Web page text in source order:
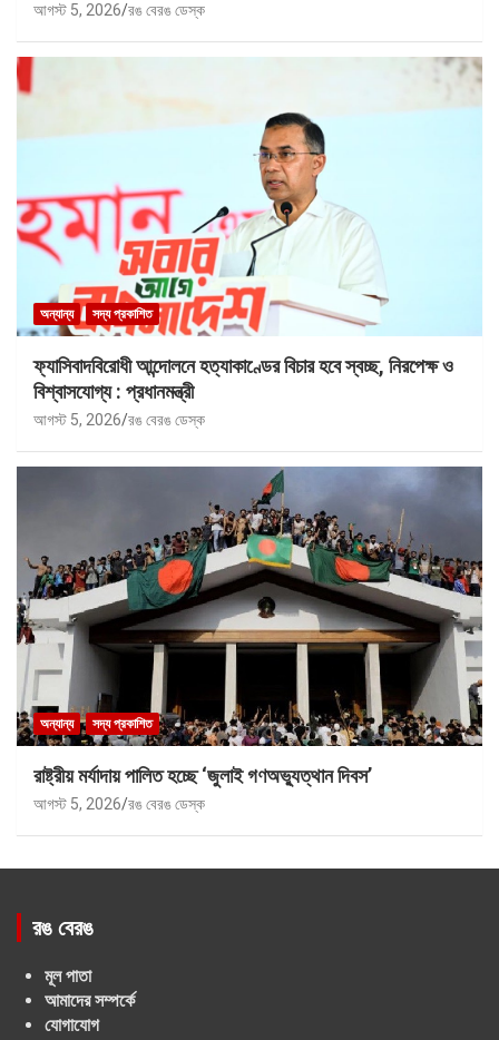
আগস্ট 5, 2026 রঙ বেরঙ ডেস্ক
অন্যান্য সদ্য প্রকাশিত
ফ্যাসিবাদবিরোধী আন্দোলনে হত্যাকাণ্ডের বিচার হবে স্বচ্ছ, নিরপেক্ষ ও
বিশ্বাসযোগ্য : প্রধানমন্ত্রী
আগস্ট 5, 2026 রঙ বেরঙ ডেস্ক
অন্যান্য সদ্য প্রকাশিত
রাষ্ট্রীয় মর্যাদায় পালিত হচ্ছে ‘জুলাই গণঅভ্যুত্থান দিবস’
আগস্ট 5, 2026 রঙ বেরঙ ডেস্ক
রঙ বেরঙ
মূল পাতা
আমাদের সম্পর্কে
যোগাযোগ